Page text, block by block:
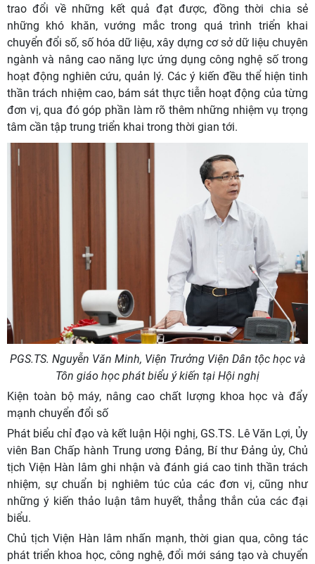
trao đổi về những kết quả đạt được, đồng thời chia sẻ
những khó khăn, vướng mắc trong quá trình triển khai
chuyển đổi số, số hóa dữ liệu, xây dựng cơ sở dữ liệu chuyên
ngành và nâng cao năng lực ứng dụng công nghệ số trong
hoạt động nghiên cứu, quản lý. Các ý kiến đều thể hiện tinh
thần trách nhiệm cao, bám sát thực tiễn hoạt động của từng
đơn vị, qua đó góp phần làm rõ thêm những nhiệm vụ trọng
tâm cần tập trung triển khai trong thời gian tới.
PGS.TS. Nguyễn Văn Minh, Viện Trưởng Viện Dân tộc học và
Tôn giáo học phát biểu ý kiến tại Hội nghị
Kiện toàn bộ máy, nâng cao chất lượng khoa học và đẩy
mạnh chuyển đổi số
Phát biểu chỉ đạo và kết luận Hội nghị, GS.TS. Lê Văn Lợi, Ủy
viên Ban Chấp hành Trung ương Đảng, Bí thư Đảng ủy, Chủ
tịch Viện Hàn lâm ghi nhận và đánh giá cao tinh thần trách
nhiệm, sự chuẩn bị nghiêm túc của các đơn vị, cũng như
những ý kiến thảo luận tâm huyết, thẳng thắn của các đại
biểu.
Chủ tịch Viện Hàn lâm nhấn mạnh, thời gian qua, công tác
phát triển khoa học, công nghệ, đổi mới sáng tạo và chuyển